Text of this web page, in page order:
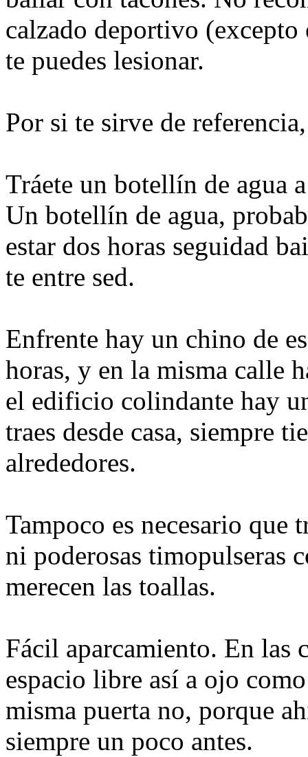
calzado deportivo
te puedes lesionar.
Por si te sirve de
Tráete un botellín de agua
Un botellín de agua,
estar dos horas seguidad
te entre sed.
Enfrente hay un chino de
horas, y en la misma calle
el edificio colindante hay
traes desde casa, siempre
alrededores.
Tampoco es necesario que
ni poderosas timopulseras
merecen las toallas.
Fácil aparcamiento. En las
espacio libre así a ojo
misma puerta no, porque
siempre un poco antes.